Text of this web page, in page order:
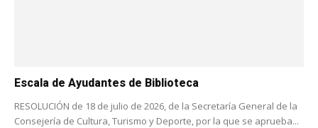
Escala de Ayudantes de Biblioteca
RESOLUCIÓN de 18 de julio de 2026, de la Secretaría General de la
Consejería de Cultura, Turismo y Deporte, por la que se aprueba...